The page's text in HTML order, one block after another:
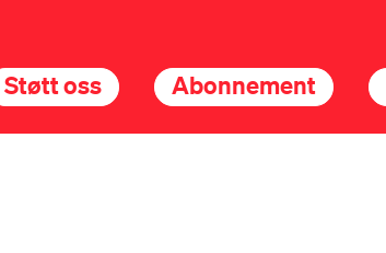
Støtt oss Abonnement